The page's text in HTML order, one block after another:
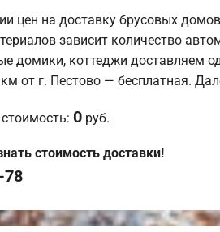
цен на доставку брусовых
зависит количество
домики, коттеджи доставляем
от г. Пестово — бесплатная.
0 руб.
стоимость доставки!
78